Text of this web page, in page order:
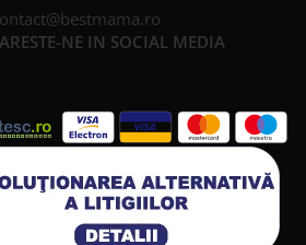
NE IN SOCIAL MEDIA